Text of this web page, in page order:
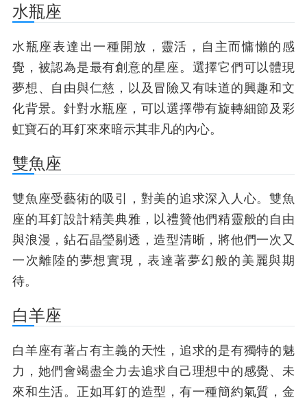
水瓶座
水瓶座表達出一種開放，靈活，自主而慵懶的感
覺，被認為是最有創意的星座。選擇它們可以體現
夢想、自由與仁慈，以及冒險又有味道的興趣和文
化背景。針對水瓶座，可以選擇帶有旋轉細節及彩
虹寶石的耳釘來來暗示其非凡的內心。
雙魚座
雙魚座受藝術的吸引，對美的追求深入人心。雙魚
座的耳釘設計精美典雅，以禮贊他們精靈般的自由
與浪漫，鉆石晶瑩剔透，造型清晰，將他們一次又
一次離陸的夢想實現，表達著夢幻般的美麗與期
待。
白羊座
白羊座有著占有主義的天性，追求的是有獨特的魅
力，她們會竭盡全力去追求自己理想中的感覺、未
來和生活。正如耳釘的造型，有一種簡約氣質，金